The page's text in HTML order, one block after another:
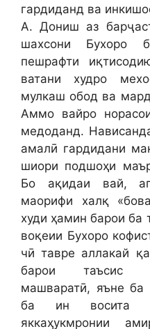
гардиданд ва
А. Дониш аз
шахсони Бухоро
пешрафти
ватани худро
мулкаш обод ва
Аммо вайро
медоданд.
амалӣ гардидани
шиори подшоҳи
Бо ақидаи вай,
маорифи халқ
худи ҳамин барои ба
воқеии Бухоро
чӣ тавре аллакай
барои таъсис
машваратӣ, яъне ба
ба ин восита
яккаҳукмронии